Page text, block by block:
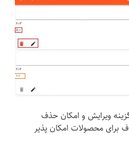
ویرایش و امکان حذف
برای محصولات امکان پذیر